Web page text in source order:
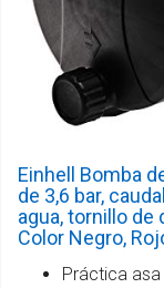
Einhell Bomba
de 3,6 bar,
agua, tornillo de
Color Negro,
Práctica